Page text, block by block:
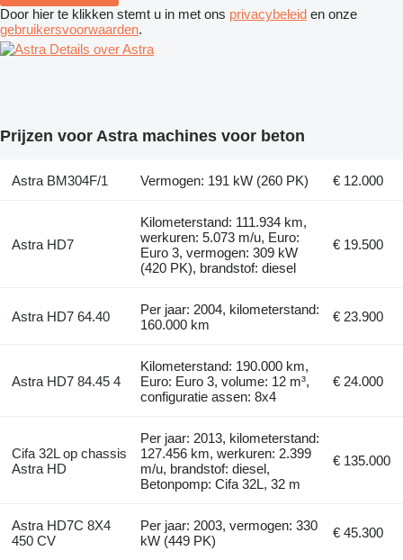
Door hier te klikken stemt u in met ons privacybeleid en onze
gebruikersvoorwaarden.
Details over Astra
Prijzen voor Astra machines voor beton
Astra BM304F/1 Vermogen: 191 kW (260 PK) € 12.000
Astra HD7
Kilometerstand: 111.934 km,
werkuren: 5.073 m/u, Euro:
Euro 3, vermogen: 309 kW
(420 PK), brandstof: diesel
€ 19.500
Astra HD7 64.40
Per jaar: 2004, kilometerstand:
160.000 km
€ 23.900
Astra HD7 84.45 4
Kilometerstand: 190.000 km,
Euro: Euro 3, volume: 12 m³,
configuratie assen: 8x4
€ 24.000
Cifa 32L op chassis
Astra HD
Per jaar: 2013, kilometerstand:
127.456 km, werkuren: 2.399
m/u, brandstof: diesel,
Betonpomp: Cifa 32L, 32 m
€ 135.000
Astra HD7C 8X4
450 CV
Per jaar: 2003, vermogen: 330
kW (449 PK)
€ 45.300